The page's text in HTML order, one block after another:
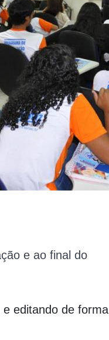
e ao final do
editando de forma